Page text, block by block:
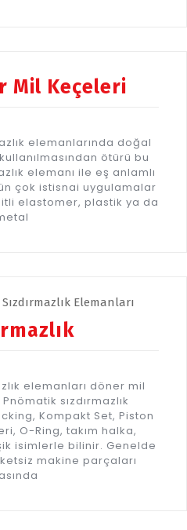
Mil Keçeleri
elemanlarında doğal
ötürü bu
elemanı ile eş anlamlı
çok istisnai uygulamalar
elastomer, plastik ya da
elemanları döner mil
sızdırmazlık
Kompakt Set, Piston
O-Ring, takım halka,
isimlerle bilinir. Genelde
makine parçaları